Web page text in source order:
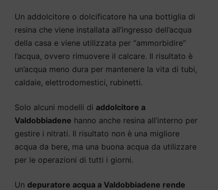
Un addolcitore o dolcificatore ha una bottiglia di
resina che viene installata all’ingresso dell’acqua
della casa e viene utilizzata per “ammorbidire”
l’acqua, ovvero rimuovere il calcare. Il risultato è
un’acqua meno dura per mantenere la vita di tubi,
caldaie, elettrodomestici, rubinetti.
Solo alcuni modelli di addolcitore a
Valdobbiadene hanno anche resina all’interno per
gestire i nitrati. Il risultato non è una migliore
acqua da bere, ma una buona acqua da utilizzare
per le operazioni di tutti i giorni.
Un depuratore acqua a Valdobbiadene rende